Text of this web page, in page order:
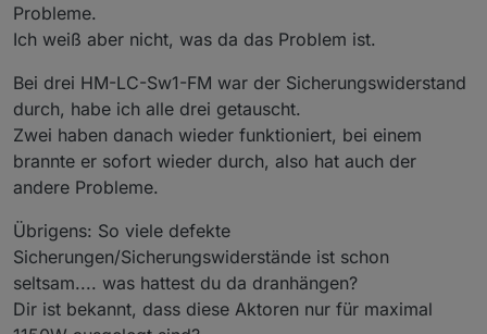
Probleme.
Ich weiß aber nicht, was da das Problem ist.
Bei drei HM-LC-Sw1-FM war der Sicherungswiderstand
durch, habe ich alle drei getauscht.
Zwei haben danach wieder funktioniert, bei einem
brannte er sofort wieder durch, also hat auch der
andere Probleme.
Übrigens: So viele defekte
Sicherungen/Sicherungswiderstände ist schon
seltsam.... was hattest du da dranhängen?
Dir ist bekannt, dass diese Aktoren nur für maximal